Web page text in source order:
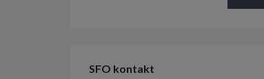
SFO kontakt